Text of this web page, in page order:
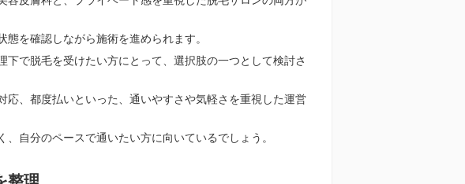
を確認しながら施術を進められます。
で脱毛を受けたい方にとって、選択肢の一つとして検討さ
応、都度払いといった、通いやすさや気軽さを重視した運営
自分のペースで通いたい方に向いているでしょう。